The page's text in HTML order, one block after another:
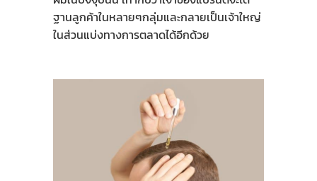
ฐานลูกค้าในหลายๆกลุ่มและกลายเป็นเจ้าใหญ่
ในส่วนแบ่งทางการตลาดได้อีกด้วย